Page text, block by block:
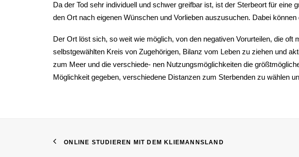
Da der Tod sehr individuell und schwer greifbar ist, ist der Sterbeort für
den Ort nach eigenen Wünschen und Vorlieben auszusuchen. Dabei
Der Ort löst sich, so weit wie möglich, von den negativen Vorurteilen, die
selbstgewählten Kreis von Zugehörigen, Bilanz vom Leben zu ziehen und
zum Meer und die verschiede- nen Nutzungsmöglichkeiten die
Möglichkeit gegeben, verschiedene Distanzen zum Sterbenden zu wählen
ONLINE STUDIEREN MIT DEM KLIEMANNSLAND